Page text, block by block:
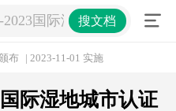
2023国际湿地城市认证提
搜文档
布 | 2023-11-01 实施
际湿地城市认证